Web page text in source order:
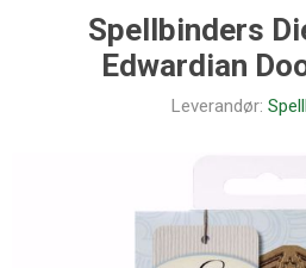
Spellbinders
Edwardian
Leverandør: